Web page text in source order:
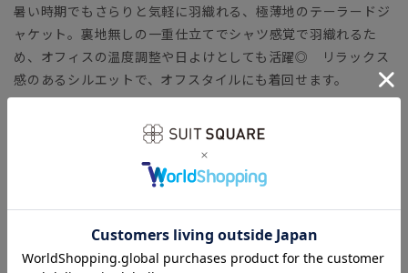
暑い時期でもさらりと気軽に羽織れる、極薄地のテーラードジ
ャケット。裏地無しの一重仕立てでシャツ感覚で羽織れるた
め、オフィスの温度調整や日よけとしても活躍◎ リラックス
感のあるシルエットで、オフスタイルにも着回せます。
"夏真っ盛り"の今すぐ着られる、軽くて極薄の生地。
ストレッチ、ウォッシャブル、
を備え、天候やシーンに左右されず快適な着用感が叶います。
長い夏にも飽きずに着られる秋カラーに、繊細なマイクロチェ
ック柄を施し表情を持たせました。